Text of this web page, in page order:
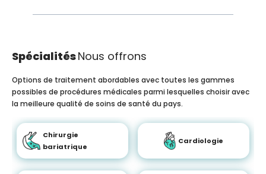
SpécialitésNous offrons
Options de traitement abordables avec toutes les gammes
possibles de procédures médicales parmi lesquelles choisir avec
la meilleure qualité de soins de santé du pays.
Chirurgie
bariatrique
Cardiologie